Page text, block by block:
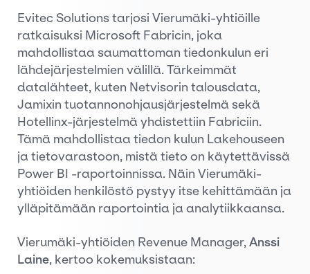
Evitec Solutions tarjosi Vierumäki-yhtiöille
ratkaisuksi Microsoft Fabricin, joka
mahdollistaa saumattoman tiedonkulun eri
lähdejärjestelmien välillä. Tärkeimmät
datalähteet, kuten Netvisorin talousdata,
Jamixin tuotannonohjausjärjestelmä sekä
Hotellinx-järjestelmä yhdistettiin Fabriciin.
Tämä mahdollistaa tiedon kulun Lakehouseen
ja tietovarastoon, mistä tieto on käytettävissä
Power BI -raportoinnissa. Näin Vierumäki-
yhtiöiden henkilöstö pystyy itse kehittämään ja
ylläpitämään raportointia ja analytiikkaansa.
Vierumäki-yhtiöiden Revenue Manager,Anssi
Laine, kertoo kokemuksistaan: